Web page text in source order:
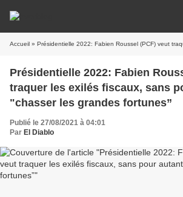
Accueil » Présidentielle 2022: Fabien Roussel (PCF) veut traquer les exilés fiscaux, sans
Présidentielle 2022: Fabien
traquer les exilés fiscaux, sans
"chasser les grandes fortunes”
Publié le 27/08/2021 à 04:01
Par El Diablo